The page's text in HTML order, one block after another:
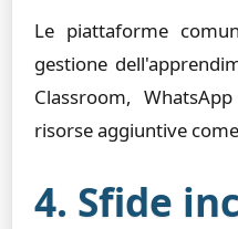
Le piattaforme
gestione
Classroom,
risorse aggiuntive
4. Sfide